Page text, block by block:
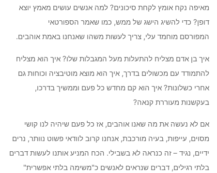
מאיפה נקח אומץ לקחת סיכונים? למה אנשים עושים מאמץ יוצא
דופן? כדי להשיג הישג של ממש, כמו שאמר הספורטאי
המפורסם מוחמד עלי, צריך לעשות משהו שאנחנו באמת אוהבים.
איך בן אדם מצליח להתעלות מעל המגבלות שלו? איך הוא מצליח
להתמודד עם מכשולים בדרך, איך הוא מוצא מוטיבציה וכוחות גם
אחרי כשלונות? איך הוא קם מחדש כל פעם וממשיך בדרכו,
בעקשנות מעוררת קנאה?
אם לא נעשה את מה שאנו אוהבים, אז כל פעם שיהיה לנו קושי
מסוים, עייפות, בעיה מורכבת, אנחנו קרוב לוודאי פשוט נוותר, נרים
ידיים, נגיד – זה כנראה לא בשבילי. הכח המניע אותנו לעשות דברים
בלתי רגילים, דברים שנראים לאנשים כ"משימה בלתי אפשרית"